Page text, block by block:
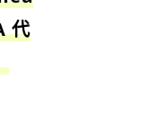
代